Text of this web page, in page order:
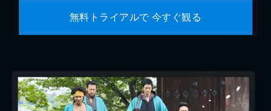
無料トライアルで 今すぐ観る